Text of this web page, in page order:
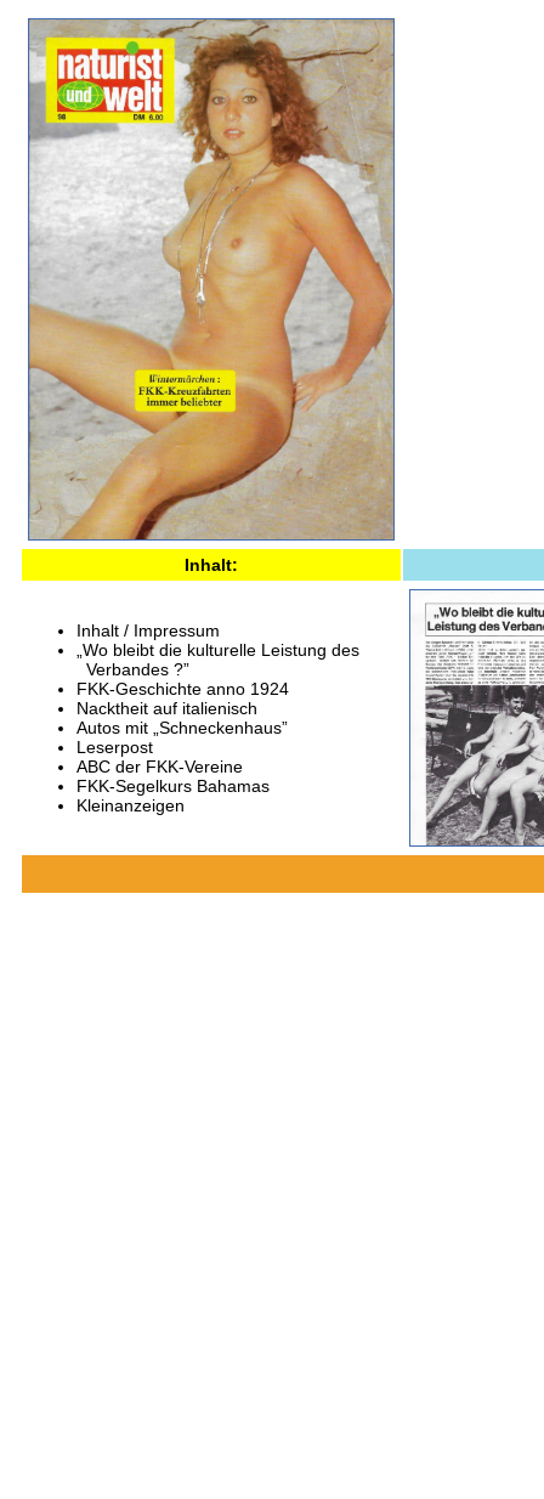
Inhalt:
Inhalt / Impressum
„Wo bleibt die kulturelle Leistung des
Verbandes ?”
FKK-Geschichte anno 1924
Nacktheit auf italienisch
Autos mit „Schneckenhaus”
Leserpost
ABC der FKK-Vereine
FKK-Segelkurs Bahamas
Kleinanzeigen